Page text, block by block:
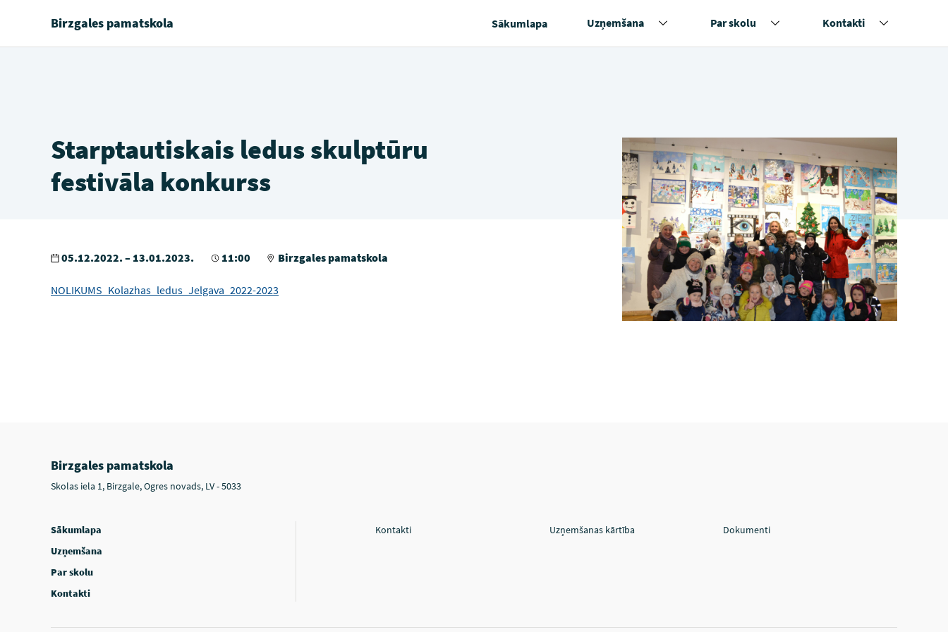
Birzgales pamatskola Sākumlapa Uzņemšana Par skolu Kontakti
Starptautiskais ledus skulptūru
festivāla konkurss
05.12.2022. – 13.01.2023. 11:00 Birzgales pamatskola
NOLIKUMS_Kolazhas_ledus_Jelgava_2022-2023
Birzgales pamatskola
Skolas iela 1, Birzgale, Ogres novads, LV - 5033
Sākumlapa
Uzņemšana
Par skolu
Kontakti
Kontakti Uzņemšanas kārtība Dokumenti